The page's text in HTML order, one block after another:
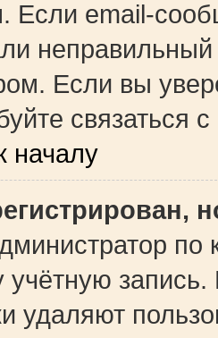
Если email-
Если вы
связаться
началу
по
удаляют